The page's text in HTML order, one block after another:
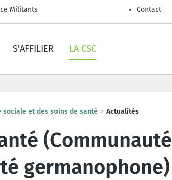
Militants Contact
S'AFFILIER LA CSC
sociale et des soins de santé Actualités
(Communauté
germanophone)